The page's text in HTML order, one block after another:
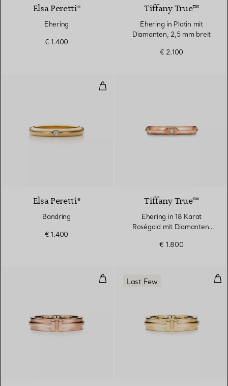
Elsa Peretti®
Ehering
€ 1.400
Tiffany True™
Ehering in Platin mit
Diamanten, 2,5 mm breit
€ 2.100
Bandring
Elsa Peretti®
Bandring
€ 1.400
Tiffany True™
Ehering in 18 Karat
Roségold mit Diamanten,
€ 1.800
Schmaler Ring in Roségold
Last Few